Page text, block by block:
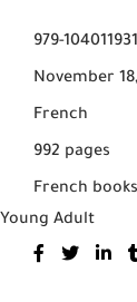
979-
November
French
992 pages
French books
Young Adult